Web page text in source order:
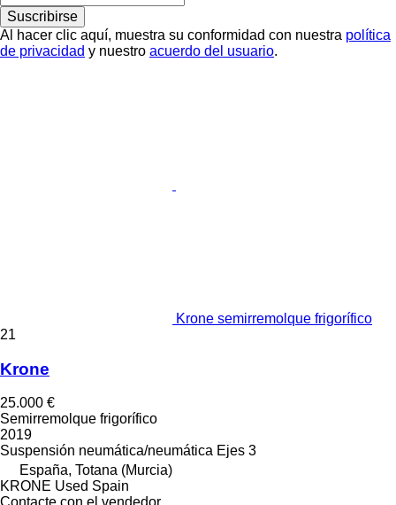
Suscribirse
Al hacer clic aquí, muestra su conformidad con nuestra política
de privacidad y nuestro acuerdo del usuario.
Krone semirremolque frigorífico
21
Krone
25.000 €
Semirremolque frigorífico
2019
Suspensión neumática/neumática Ejes 3
España, Totana (Murcia)
KRONE Used Spain